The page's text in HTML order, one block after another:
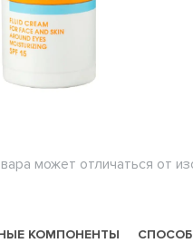
может отличаться от
КОМПОНЕНТЫ